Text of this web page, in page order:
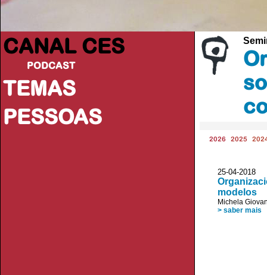
CANAL CES
PODCAST
TEMAS
PESSOAS
2026 2025
25-04-
modelos
Michela
> saber mais